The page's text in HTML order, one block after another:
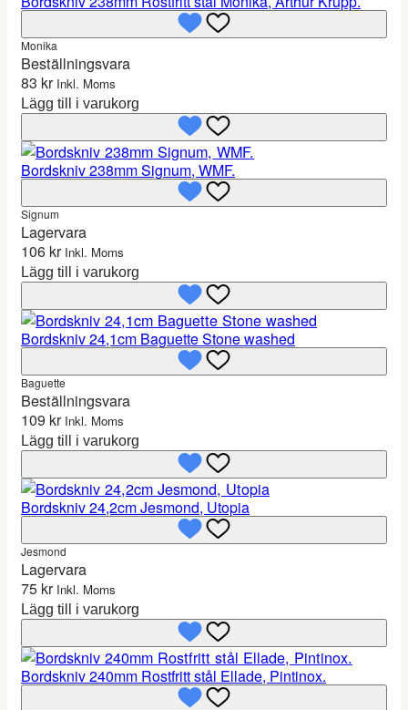
Monika
Beställningsvara
83 kr Inkl. Moms
Lägg till i varukorg
Bordskniv 238mm Signum, WMF.
Signum
Lagervara
106 kr Inkl. Moms
Lägg till i varukorg
Bordskniv 24,1cm Baguette Stone washed
Baguette
Beställningsvara
109 kr Inkl. Moms
Lägg till i varukorg
Bordskniv 24,2cm Jesmond, Utopia
Jesmond
Lagervara
75 kr Inkl. Moms
Lägg till i varukorg
Bordskniv 240mm Rostfritt stål Ellade, Pintinox.